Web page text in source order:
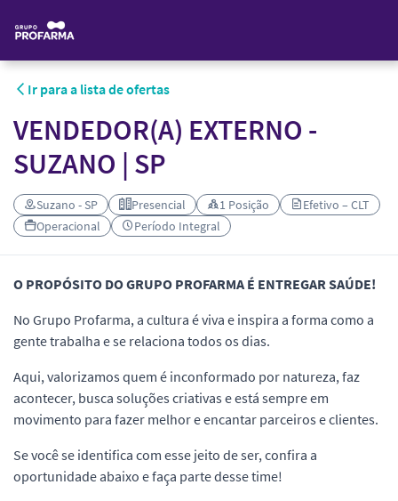
Ir para a lista de ofertas
VENDEDOR(A) EXTERNO -
SUZANO | SP
Suzano - SP Presencial 1 Posição
Efetivo – CLT
Operacional
Período Integral
O PROPÓSITO DO GRUPO PROFARMA É ENTREGAR SAÚDE!
No Grupo Profarma, a cultura é viva e inspira a forma como a
gente trabalha e se relaciona todos os dias.
Aqui, valorizamos quem é inconformado por natureza, faz
acontecer, busca soluções criativas e está sempre em
movimento para fazer melhor e encantar parceiros e clientes.
Se você se identifica com esse jeito de ser, confira a
oportunidade abaixo e faça parte desse time!